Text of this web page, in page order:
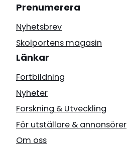
Prenumerera
Nyhetsbrev
Skolportens magasin
Länkar
Fortbildning
Nyheter
Forskning & Utveckling
För utställare & annonsörer
Om oss